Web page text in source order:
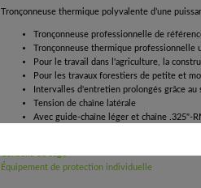
Tronçonneuse thermique polyvalente d’une
Tronçonneuse professionnelle de
Tronçonneuse thermique professionnelle
Pour le travail dans l'agriculture, la
Pour les travaux forestiers de petite et
Intervalles d'entretien prolongés grâce
Tension de chaîne latérale
Avec guide-chaîne léger et chaîne .325"-
Équipement de protection individuelle